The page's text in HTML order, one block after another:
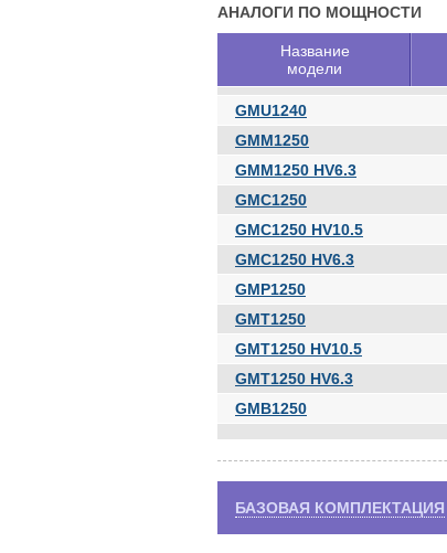
АНАЛОГИ ПО МОЩНОСТИ
Название
модели
GMU1240
GMM1250
GMM1250 HV6.3
GMC1250
GMC1250 HV10.5
GMC1250 HV6.3
GMP1250
GMT1250
GMT1250 HV10.5
GMT1250 HV6.3
GMB1250
БАЗОВАЯ КОМПЛЕКТАЦИЯ